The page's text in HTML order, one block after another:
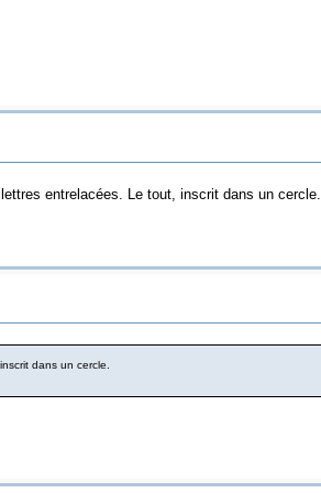
entrelacées. Le tout, inscrit dans un cercle.
dans un cercle.